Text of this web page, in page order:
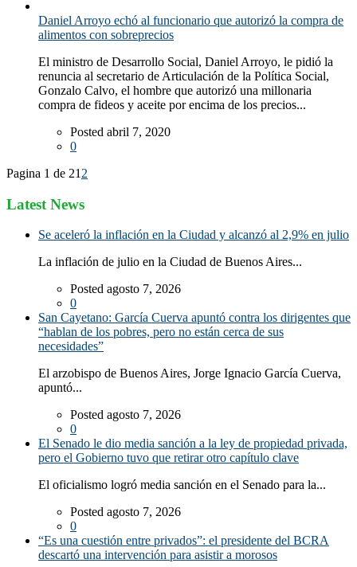
Daniel Arroyo echó al funcionario que autorizó la compra de
alimentos con sobreprecios
El ministro de Desarrollo Social, Daniel Arroyo, le pidió la
renuncia al secretario de Articulación de la Política Social,
Gonzalo Calvo, el hombre que autorizó una millonaria
compra de fideos y aceite por encima de los precios...
Posted abril 7, 2020
0
Pagina 1 de 21 2
Latest News
Se aceleró la inflación en la Ciudad y alcanzó al 2,9% en julio
La inflación de julio en la Ciudad de Buenos Aires...
Posted agosto 7, 2026
0
San Cayetano: García Cuerva apuntó contra los dirigentes que
“hablan de los pobres, pero no están cerca de sus
necesidades”
El arzobispo de Buenos Aires, Jorge Ignacio García Cuerva,
apuntó...
Posted agosto 7, 2026
0
El Senado le dio media sanción a la ley de propiedad privada,
pero el Gobierno tuvo que retirar otro capítulo clave
El oficialismo logró media sanción en el Senado para la...
Posted agosto 7, 2026
0
“Es una cuestión entre privados”: el presidente del BCRA
descartó una intervención para asistir a morosos